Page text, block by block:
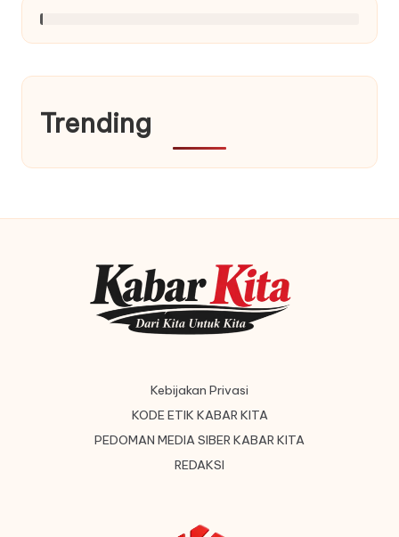
Trending
Kebijakan Privasi
KODE ETIK KABAR KITA
PEDOMAN MEDIA SIBER KABAR KITA
REDAKSI